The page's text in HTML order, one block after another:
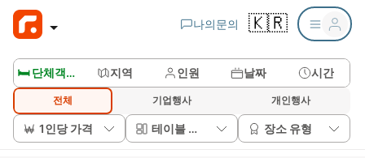
나의문의 🇰🇷
🛏️ 단체객실보기 지역 인원 날짜 시간
전체 기업행사 개인행사
1인당 가격 테이블 배치 장소 유형